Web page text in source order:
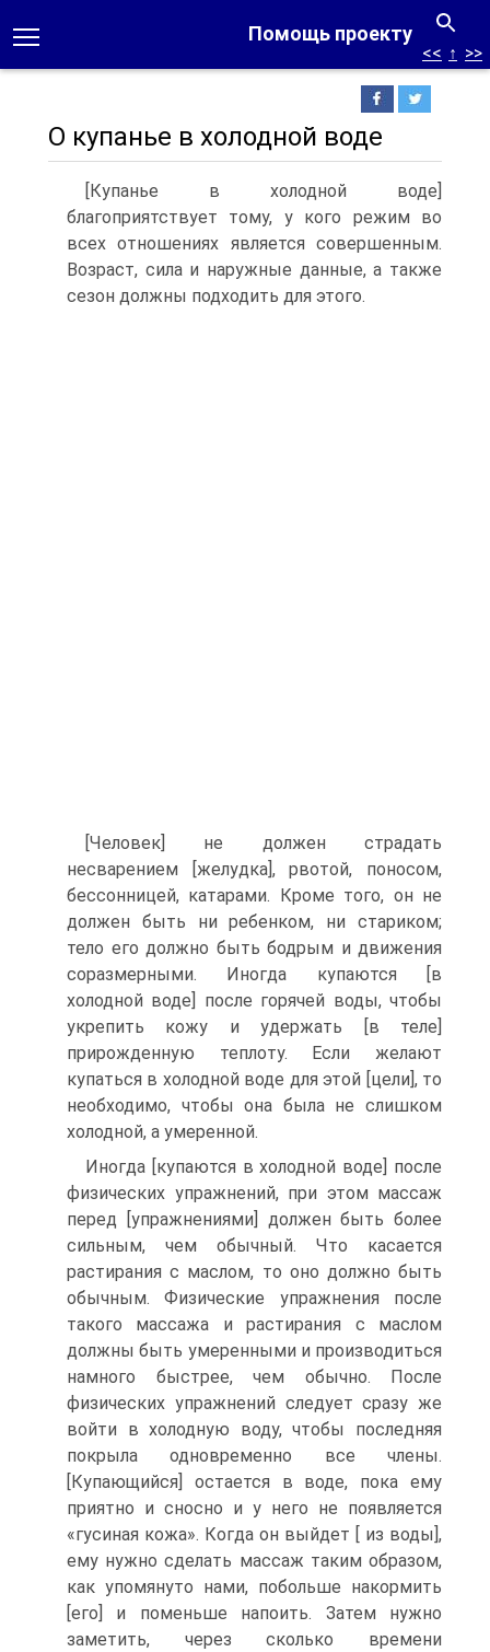
Помощь проекту
<< ↑ >>
О купанье в холодной воде
[Купанье в холодной воде]
благоприятствует тому, у кого режим во
всех отношениях является совершенным.
Возраст, сила и наружные данные, а также
сезон должны подходить для этого.
[Человек] не должен страдать
несварением [желудка], рвотой, поносом,
бессонницей, катарами. Кроме того, он не
должен быть ни ребенком, ни стариком;
тело его должно быть бодрым и движения
соразмерными. Иногда купаются [в
холодной воде] после горячей воды, чтобы
укрепить кожу и удержать [в теле]
прирожденную теплоту. Если желают
купаться в холодной воде для этой [цели], то
необходимо, чтобы она была не слишком
холодной, а умеренной.
Иногда [купаются в холодной воде] после
физических упражнений, при этом массаж
перед [упражнениями] должен быть более
сильным, чем обычный. Что касается
растирания с маслом, то оно должно быть
обычным. Физические упражнения после
такого массажа и растирания с маслом
должны быть умеренными и производиться
намного быстрее, чем обычно. После
физических упражнений следует сразу же
войти в холодную воду, чтобы последняя
покрыла одновременно все члены.
[Купающийся] остается в воде, пока ему
приятно и сносно и у него не появляется
«гусиная кожа». Когда он выйдет [ из воды],
ему нужно сделать массаж таким образом,
как упомянуто нами, побольше накормить
[его] и поменьше напоить. Затем нужно
заметить, через сколько времени